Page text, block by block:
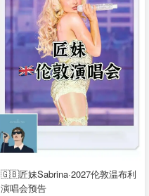
🇬🇧匠妹Sabrina·2027伦敦温布利
演唱会预告